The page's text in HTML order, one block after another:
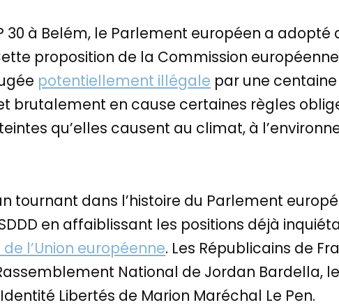
à Belém, le Parlement européen a adopté
proposition de la Commission
potentiellement illégale par une
brutalement en cause certaines règles
qu’elles causent au climat, à
tournant dans l’histoire du Parlement
en affaiblissant les positions déjà
l’Union européenne. Les Républicains de
National de Jordan Bardella,
Libertés de Marion Maréchal Le Pen.